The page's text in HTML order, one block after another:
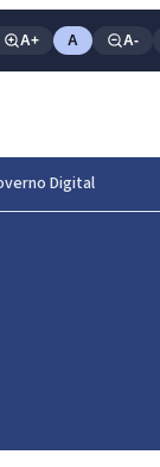
A+ A A-
Digital